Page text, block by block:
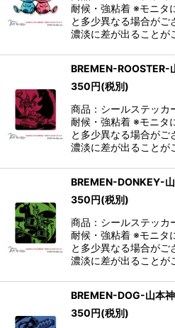
耐候・強粘着 ※モニタ
と多少異なる場合が
濃淡に差が出ることが
BREMEN-ROOSTER-
350円(税別)
商品：シールステッカ
耐候・強粘着 ※モニタ
と多少異なる場合が
濃淡に差が出ることが
BREMEN-DONKEY-
350円(税別)
商品：シールステッカ
耐候・強粘着 ※モニタ
と多少異なる場合が
濃淡に差が出ることが
BREMEN-DOG-山本
350円(税別)